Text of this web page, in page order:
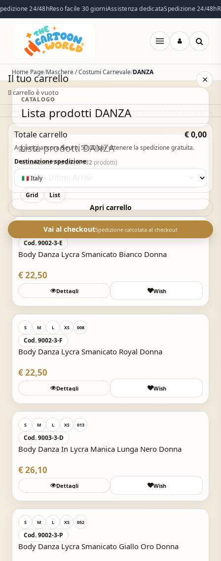
24/48hReso facile 30 giorniAssistenza dedicataSpedizione 24/48h
Apri
Il tuo carrello
Il carrello è vuoto
×
Il carrello è vuoto. Esplora il catalogo e aggiungi i
Totale carrello € 0,00
Aggiungi ancora &euro; 50,00 per ottenere la spedizione gratuita.
Destinazione spedizione
Apri carrello
Vai al checkoutSpedizione calcolata al checkout
Home Page Maschere / Costumi Carnevale DANZA
CATALOGO
Lista prodotti DANZA
Lista prodotti DANZA
Visualizzati1su24(di132 prodotti)
Ordina
Grid
List
Acquisto Veloce
L XS 011
Cod. 9002-3-E
Body Danza Lycra Smanicato Bianco Donna
€ 22,50
Dettagli Wish
Acquisto Veloce
S M L XS 008
Cod. 9002-3-F
Body Danza Lycra Smanicato Royal Donna
€ 22,50
Dettagli Wish
Acquisto Veloce
S M L XS 013
Cod. 9003-3-D
Body Danza In Lycra Manica Lunga Nero Donna
€ 26,10
Dettagli Wish
Acquisto Veloce
S M L XS 052
Cod. 9002-3-P
Body Danza Lycra Smanicato Giallo Oro Donna